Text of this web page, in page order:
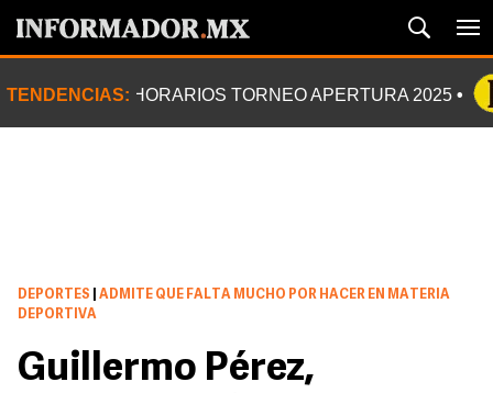
TENDENCIAS: HORARIOS TORNEO APERTURA 2025
DEPORTES
ADMITE QUE FALTA MUCHO POR HACER EN MATERIA
DEPORTIVA
Guillermo Pérez,